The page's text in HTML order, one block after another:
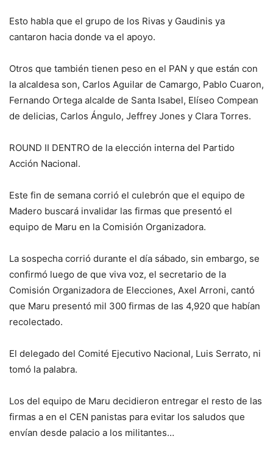
Esto habla que el grupo de los Rivas y Gaudinis ya
cantaron hacia donde va el apoyo.
Otros que también tienen peso en el PAN y que están con
la alcaldesa son, Carlos Aguilar de Camargo, Pablo Cuaron,
Fernando Ortega alcalde de Santa Isabel, Elíseo Compean
de delicias, Carlos Ángulo, Jeffrey Jones y Clara Torres.
ROUND II DENTRO de la elección interna del Partido
Acción Nacional.
Este fin de semana corrió el culebrón que el equipo de
Madero buscará invalidar las firmas que presentó el
equipo de Maru en la Comisión Organizadora.
La sospecha corrió durante el día sábado, sin embargo, se
confirmó luego de que viva voz, el secretario de la
Comisión Organizadora de Elecciones, Axel Arroni, cantó
que Maru presentó mil 300 firmas de las 4,920 que habían
recolectado.
El delegado del Comité Ejecutivo Nacional, Luis Serrato, ni
tomó la palabra.
Los del equipo de Maru decidieron entregar el resto de las
firmas a en el CEN panistas para evitar los saludos que
envían desde palacio a los militantes…